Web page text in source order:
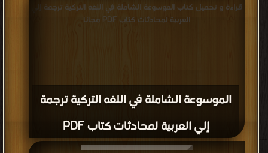
الموسوعة الشاملة في اللغه التركية ترجمة
إلي العربية لمحادثات كتاب PDF
قراءة و تحميل كتاب الموسوعة الشاملة في اللغه التركية ترجمة إلي
العربية لمحادثات كتاب PDF مجانا